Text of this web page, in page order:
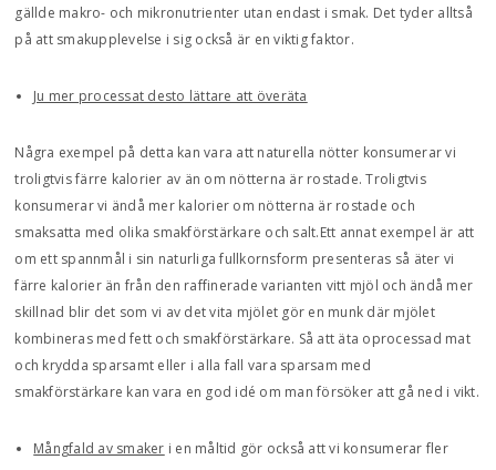
gällde makro- och mikronutrienter utan endast i smak. Det tyder alltså
på att smakupplevelse i sig också är en viktig faktor.
Ju mer processat desto lättare att överäta
Några exempel på detta kan vara att naturella nötter konsumerar vi
troligtvis färre kalorier av än om nötterna är rostade. Troligtvis
konsumerar vi ändå mer kalorier om nötterna är rostade och
smaksatta med olika smakförstärkare och salt.Ett annat exempel är att
om ett spannmål i sin naturliga fullkornsform presenteras så äter vi
färre kalorier än från den raffinerade varianten vitt mjöl och ändå mer
skillnad blir det som vi av det vita mjölet gör en munk där mjölet
kombineras med fett och smakförstärkare. Så att äta oprocessad mat
och krydda sparsamt eller i alla fall vara sparsam med
smakförstärkare kan vara en god idé om man försöker att gå ned i vikt.
Mångfald av smaker i en måltid gör också att vi konsumerar fler